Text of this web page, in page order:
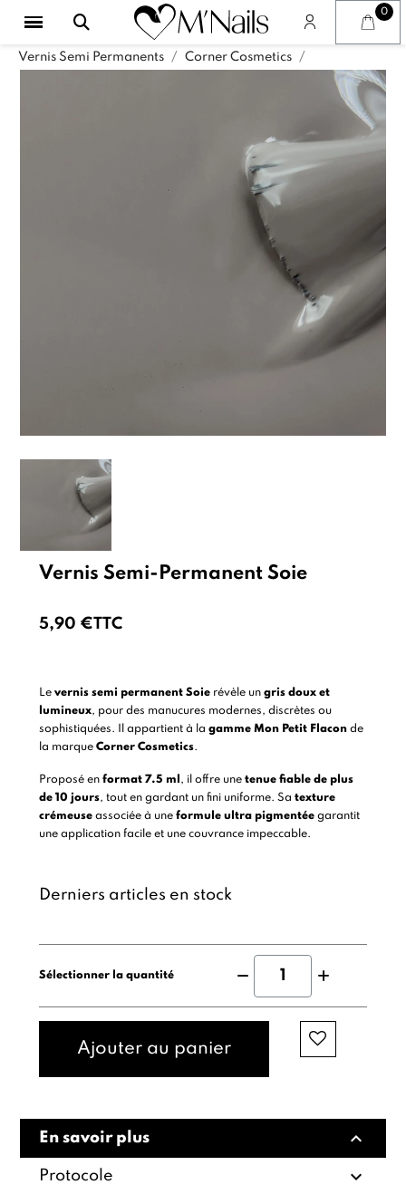
Vernis Semi Permanents Corner Cosmetics
Vernis Semi-Permanent Soie
5,90 €TTC
Le vernis semi permanent Soierévèle un gris doux et
lumineux, pour des manucures modernes, discrètes ou
sophistiquées. Il appartient à la gamme Mon Petit Flaconde
la marque Corner Cosmetics.
Proposé en format 7.5 ml , il offre une tenue fiable de plus
de 10 jours, tout en gardant un fini uniforme. Sa texture
crémeuseassociée à une formule ultra pigmentéegarantit
une application facile et une couvrance impeccable.
Derniers articles en stock
Sélectionner la quantité
Ajouter au panier
En savoir plus expand_less
Protocole expand_more